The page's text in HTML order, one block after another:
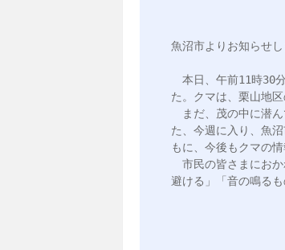
魚沼市よりお知らせし
本日、午前11時30
た。クマは、栗山地
まだ、茂の中に潜ん
た、今週に入り、魚
もに、今後もクマの
市民の皆さまにおか